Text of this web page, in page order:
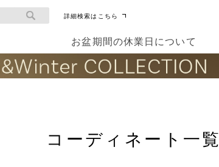
詳細検索はこちら
お盆期間の休業日について
コーディネート一覧